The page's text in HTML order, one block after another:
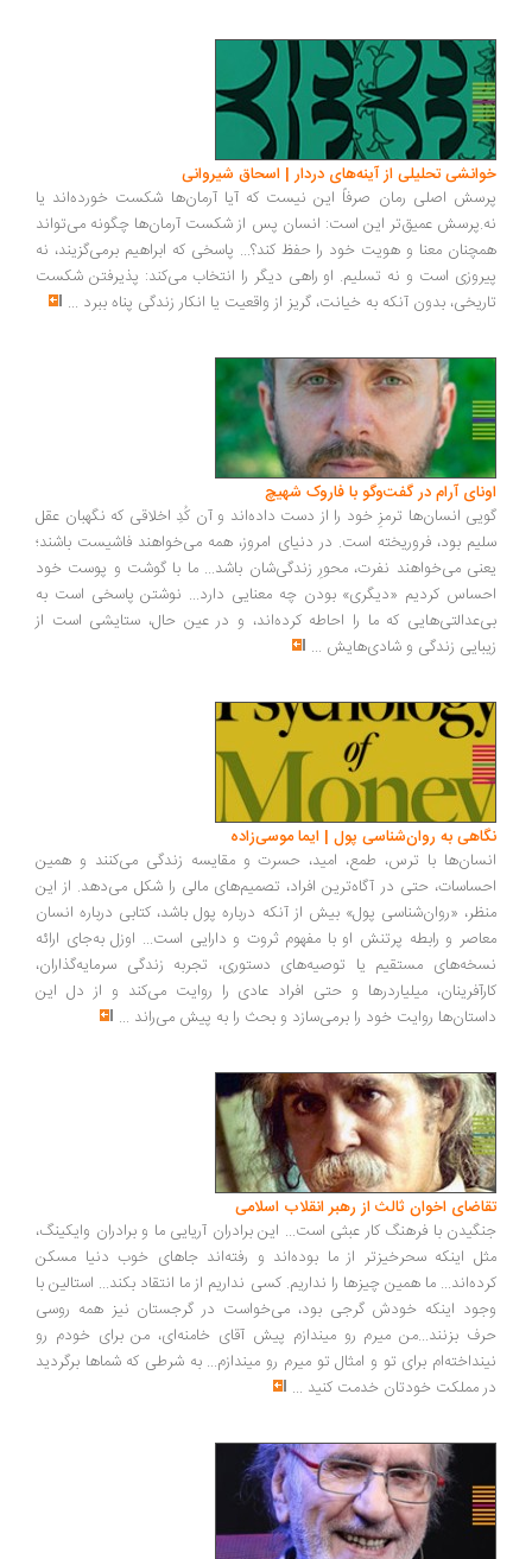
تحلیلی از آینه‌های دردار | اسحاق شیروانی
اصلی رمان صرفاً این نیست که آیا آرمان‌ها شکست خورده‌اند یا
عمیق‌تر این است: انسان پس از شکست آرمان‌ها چگونه می‌تواند
معنا و هویت خود را حفظ کند؟... پاسخی که ابراهیم برمی‌گزیند، نه
است و نه تسلیم. او راهی دیگر را انتخاب می‌کند: پذیرفتن شکست
بدون آنکه به خیانت، گریز از واقعیت یا انکار زندگی پناه ببرد...
آرام در گفت‌وگو با فاروک شهیچ‭
انسان‌ها ترمزِ خود را از دست داده‌اند و آن کُدِ اخلاقی که نگهبان عقل
بود، فروریخته است. در دنیای امروز، همه می‌خواهند فاشیست باشند؛
می‌خواهند نفرت، محورِ زندگی‌شان باشد... ما با گوشت و پوست خود
کردیم «دیگری» بودن چه معنایی دارد... نوشتن پاسخی است به
که ما را احاطه کرده‌اند، و در عین حال، ستایشی است از
زندگی و شادی‌هایش...
به روان‌شناسی پول | ایما موسی‌زاده
با ترس، طمع، امید، حسرت و مقایسه زندگی می‌کنند و همین
حتی در آگاه‌ترین افراد، تصمیم‌های مالی را شکل می‌دهد. از این
«روان‌شناسی پول» بیش از آنکه درباره پول باشد، کتابی درباره انسان
و رابطه پرتنش او با مفهوم ثروت و دارایی است... اوزل به‌جای ارائه
مستقیم یا توصیه‌های دستوری، تجربه زندگی سرمایه‌گذاران،
میلیاردرها و حتی افراد عادی را روایت می‌کند و از دل این
روایت خود را برمی‌سازد و بحث را به پیش می‌راند ...
اخوان ثالث از رهبر انقلاب اسلامی
با فرهنگ کار عبثی است... این برادران آریایی ما و برادران وایکینگ،
اینکه سحرخیزتر از ما بوده‌اند و رفته‌اند جاهای خوب دنیا مسکن
ما همین چیزها را نداریم. کسی نداریم از ما انتقاد بکند... استالین با
اینکه خودش گرجی بود، می‌خواست در گرجستان نیز همه روسی
بزنند...من میرم رو میندازم پیش آقای خامنه‌ای، من برای خودم رو
برای تو و امثال تو میرم رو میندازم... به شرطی که شماها برگردید
مملکت خودتان خدمت کنید...